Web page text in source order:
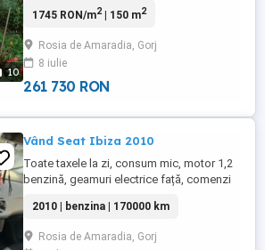
10
de 17 500 metri pătrați, din care 5780
restul teren arabil și pomi fructiferi.
Proprietatea se află la 100 m de strada
principala, proprietarul ...
1745 RON/m2| 150 m2
Rosia de Amaradia, Gorj
8 iulie
261 730 RON
Vând Seat Ibiza 2010
Toate taxele la zi, consum mic, motor 1,2
benzină, geamuri electrice față, comenzi
omologate, ac, singur proprietar în RO,
adusă din Austria.
2010 | benzina | 170000 km
Rosia de Amaradia, Gorj